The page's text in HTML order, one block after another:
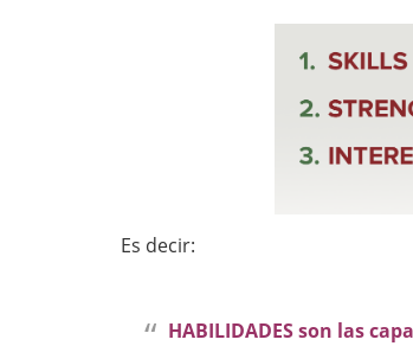
Es decir:
HABILIDADES son las